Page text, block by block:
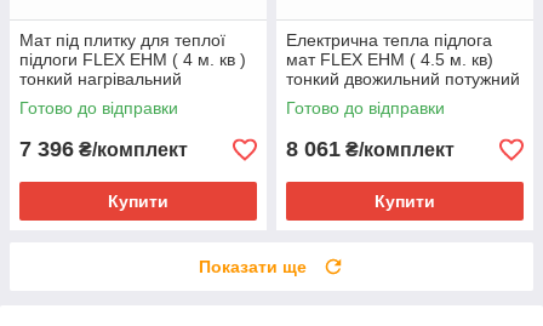
Мат під плитку для теплої
підлоги FLEX EHM ( 4 м. кв )
тонкий нагрівальний
Потужність в 175W/m2
Готово до відправки
7 396 ₴/комплект
Купити
Електрична тепла підлога
мат FLEX EHM ( 4.5 м. кв)
тонкий двожильний потужний
175W/m2
Готово до відправки
8 061 ₴/комплект
Купити
Показати ще